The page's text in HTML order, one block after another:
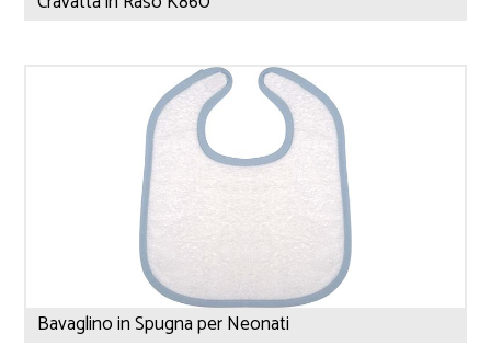
Bavaglino in Spugna per Neonati